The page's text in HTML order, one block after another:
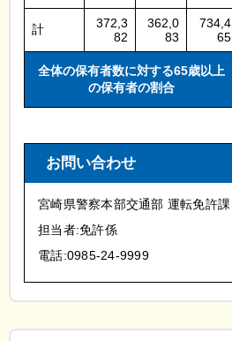
計
372,3
82
362,0
83
734,4
65
全体の保有者数に対する65歳以上
の保有者の割合
お問い合わせ
宮崎県警察本部交通部 運転免許課
担当者:免許係
電話:0985-24-9999